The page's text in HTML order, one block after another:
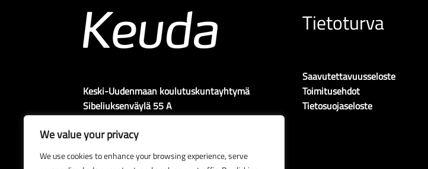
We value your privacy
We use cookies to enhance your browsing experience, serve
Keski-Uudenmaan koulutuskuntayhtymä
Sibeliuksenväylä 55 A
Tietoturva
Saavutettavuusseloste
Toimitusehdot
Tietosuojaseloste